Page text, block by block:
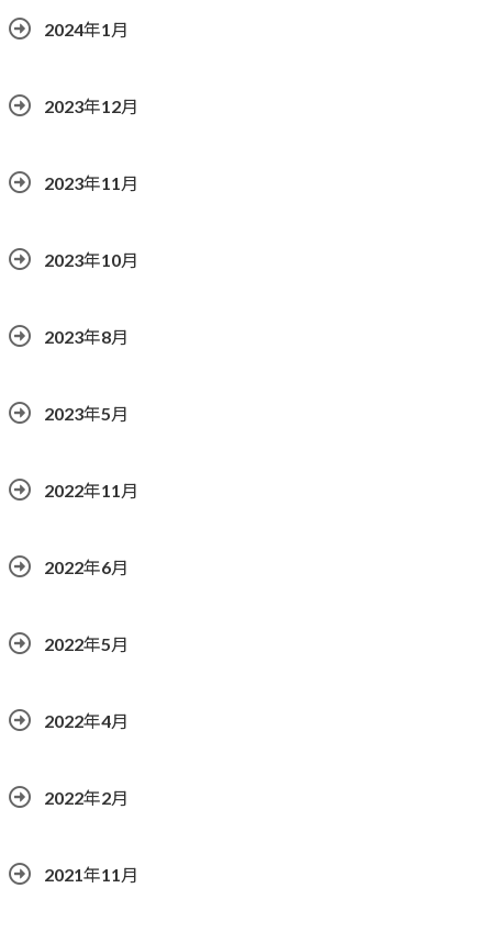
2024年1月
2023年12月
2023年11月
2023年10月
2023年8月
2023年5月
2022年11月
2022年6月
2022年5月
2022年4月
2022年2月
2021年11月